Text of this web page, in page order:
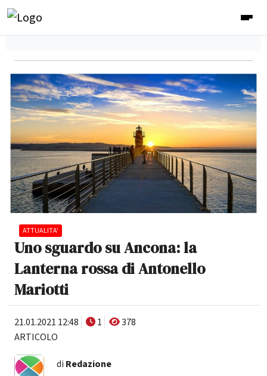
ATTUALITA'
Uno sguardo su Ancona: la
Lanterna rossa di Antonello
Mariotti
21.01.2021 12:48 1
378
ARTICOLO
di Redazione